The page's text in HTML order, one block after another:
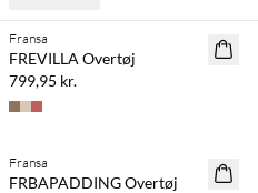
NYHED
Fransa
FREVILLA Overtøj
799,95 kr.
NYHED
Fransa
FRBAPADDING Overtøj